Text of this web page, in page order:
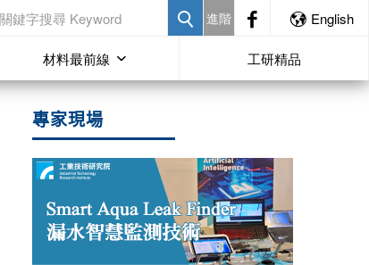
進階 English
材料最前線 工研精品
專家現場